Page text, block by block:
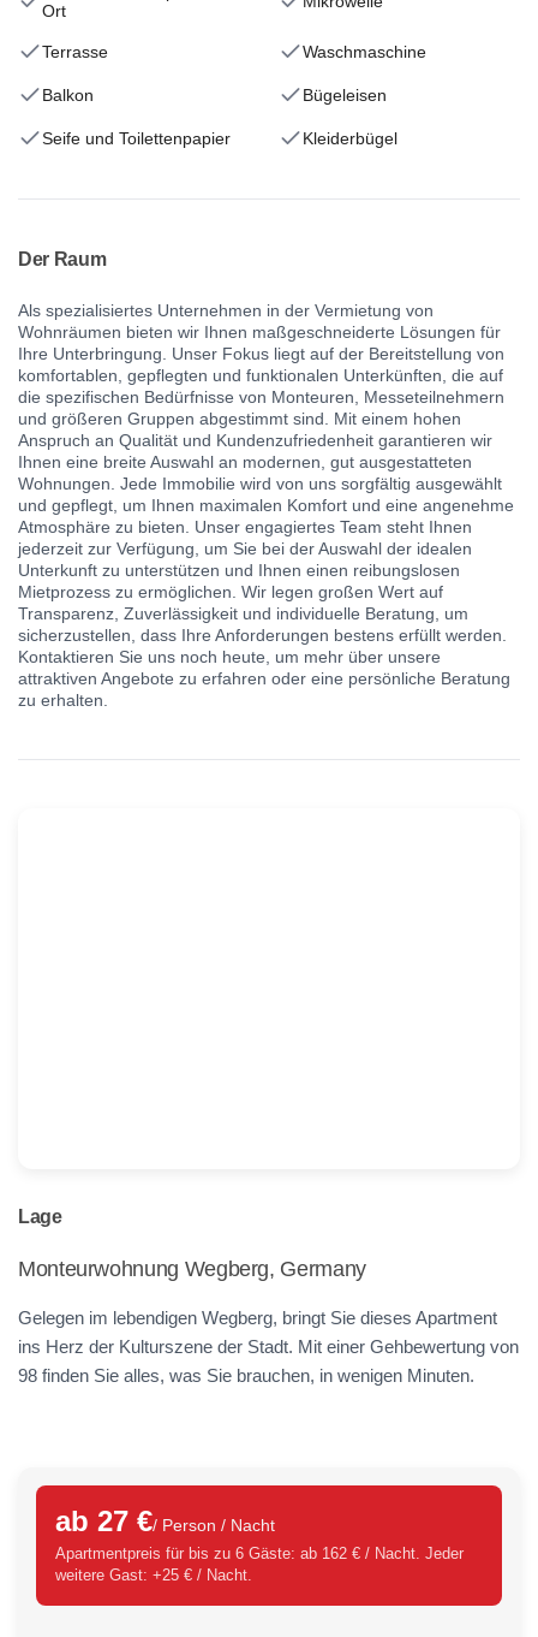
Ort
Terrasse Waschmaschine
Balkon Bügeleisen
Seife und Toilettenpapier Kleiderbügel
Der Raum
Als spezialisiertes Unternehmen in der Vermietung von
Wohnräumen bieten wir Ihnen maßgeschneiderte Lösungen für
Ihre Unterbringung. Unser Fokus liegt auf der Bereitstellung von
komfortablen, gepflegten und funktionalen Unterkünften, die auf
die spezifischen Bedürfnisse von Monteuren, Messeteilnehmern
und größeren Gruppen abgestimmt sind. Mit einem hohen
Anspruch an Qualität und Kundenzufriedenheit garantieren wir
Ihnen eine breite Auswahl an modernen, gut ausgestatteten
Wohnungen. Jede Immobilie wird von uns sorgfältig ausgewählt
und gepflegt, um Ihnen maximalen Komfort und eine angenehme
Atmosphäre zu bieten. Unser engagiertes Team steht Ihnen
jederzeit zur Verfügung, um Sie bei der Auswahl der idealen
Unterkunft zu unterstützen und Ihnen einen reibungslosen
Mietprozess zu ermöglichen. Wir legen großen Wert auf
Transparenz, Zuverlässigkeit und individuelle Beratung, um
sicherzustellen, dass Ihre Anforderungen bestens erfüllt werden.
Kontaktieren Sie uns noch heute, um mehr über unsere
attraktiven Angebote zu erfahren oder eine persönliche Beratung
zu erhalten.
Lage
Monteurwohnung Wegberg, Germany
Gelegen im lebendigen Wegberg, bringt Sie dieses Apartment
ins Herz der Kulturszene der Stadt. Mit einer Gehbewertung von
98 finden Sie alles, was Sie brauchen, in wenigen Minuten.
ab 27 €/ Person / Nacht
Apartmentpreis für bis zu 6 Gäste: ab 162 € / Nacht. Jeder
weitere Gast: +25 € / Nacht.